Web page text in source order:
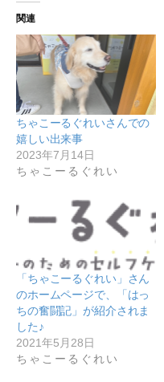
関連
ちゃこーるぐれいさんでの
嬉しい出来事
2023年7月14日
ちゃこーるぐれい
「ちゃこーるぐれい」さん
のホームページで、「はっ
ちの奮闘記」が紹介されま
した♪
2021年5月28日
ちゃこーるぐれい